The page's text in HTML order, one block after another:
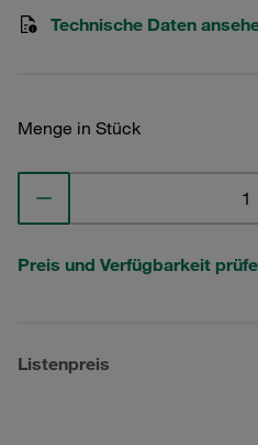
Technische Daten
Menge in Stück
Preis und Verfügbarkeit
Listenpreis